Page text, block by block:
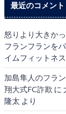
最近のコメント
怒りより大きか
フランフランを
イムフィットネス
加島隼人のフラ
翔大式FC詐欺 に
隆太 より